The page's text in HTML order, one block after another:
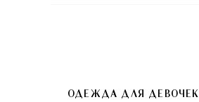
ОДЕЖДА ДЛЯ ДЕВОЧЕК